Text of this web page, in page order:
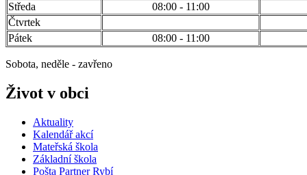
Středa
08:00 - 11:00
Čtvrtek
Pátek
08:00 - 11:00
Sobota, neděle - zavřeno
Život v obci
Aktuality
Kalendář akcí
Mateřská škola
Základní škola
Pošta Partner Rybí